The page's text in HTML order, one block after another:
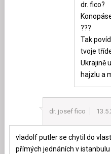
dr. fico?
???
Tak
tvoje
Ukrajině
hajzlu a
dr. josef fico
vladolf putler se chytil do
přímých jednáních v